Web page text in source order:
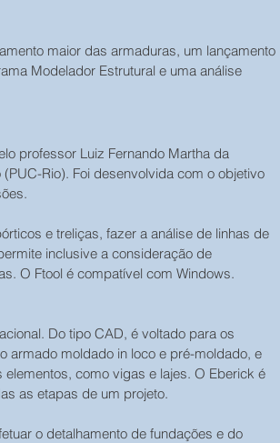
maior das armaduras, um lançamento
Modelador Estrutural e uma análise
professor Luiz Fernando Martha da
Rio). Foi desenvolvida com o objetivo
e treliças, fazer a análise de linhas de
inclusive a consideração de
O Ftool é compatível com Windows.
Do tipo CAD, é voltado para os
armado moldado in loco e pré-moldado, e
como vigas e lajes. O Eberick é
as etapas de um projeto.
o detalhamento de fundações e do